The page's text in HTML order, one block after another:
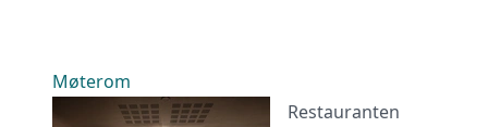
Møterom
Restauranten